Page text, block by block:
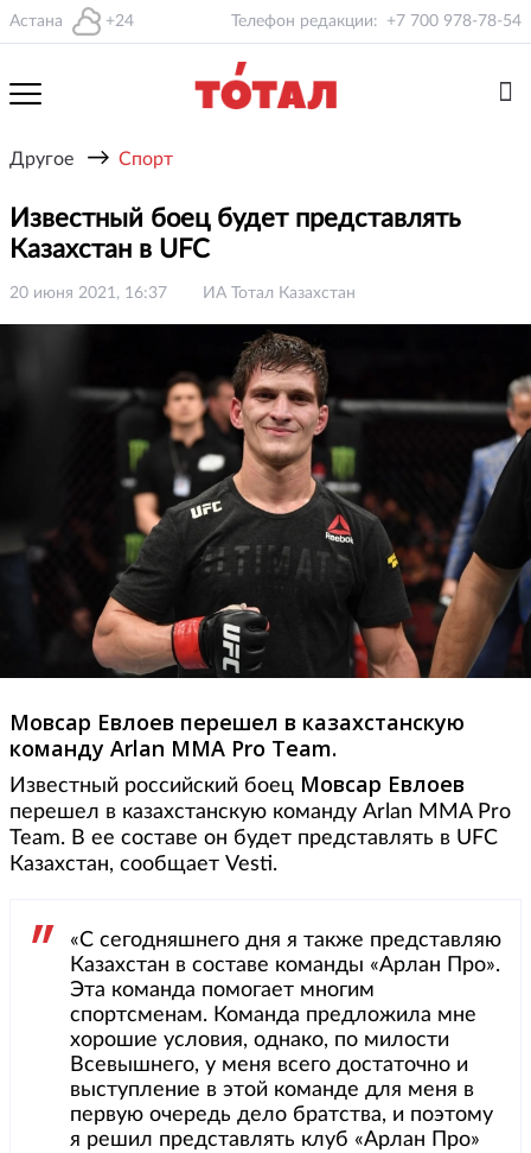
Астана +24 Телефон редакции: +7 700 978-78-54
Другое → Спорт
Известный боец будет представлять
Казахстан в UFC
20 июня 2021, 16:37 ИА Тотал Казахстан
Мовсар Евлоев перешел в казахстанскую
команду Arlan MMA Pro Team.
Известный российский боец Мовсар Евлоев
перешел в казахстанскую команду Arlan MMA Pro
Team. В ее составе он будет представлять в UFC
Казахстан, сообщает Vesti.
«С сегодняшнего дня я также представляю
Казахстан в составе команды «Арлан Про».
Эта команда помогает многим
спортсменам. Команда предложила мне
хорошие условия, однако, по милости
Всевышнего, у меня всего достаточно и
выступление в этой команде для меня в
первую очередь дело братства, и поэтому
я решил представлять клуб «Арлан Про»